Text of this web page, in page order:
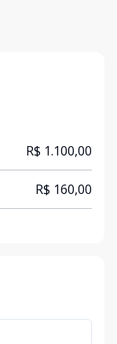
R$ 1.100,00
R$ 160,00